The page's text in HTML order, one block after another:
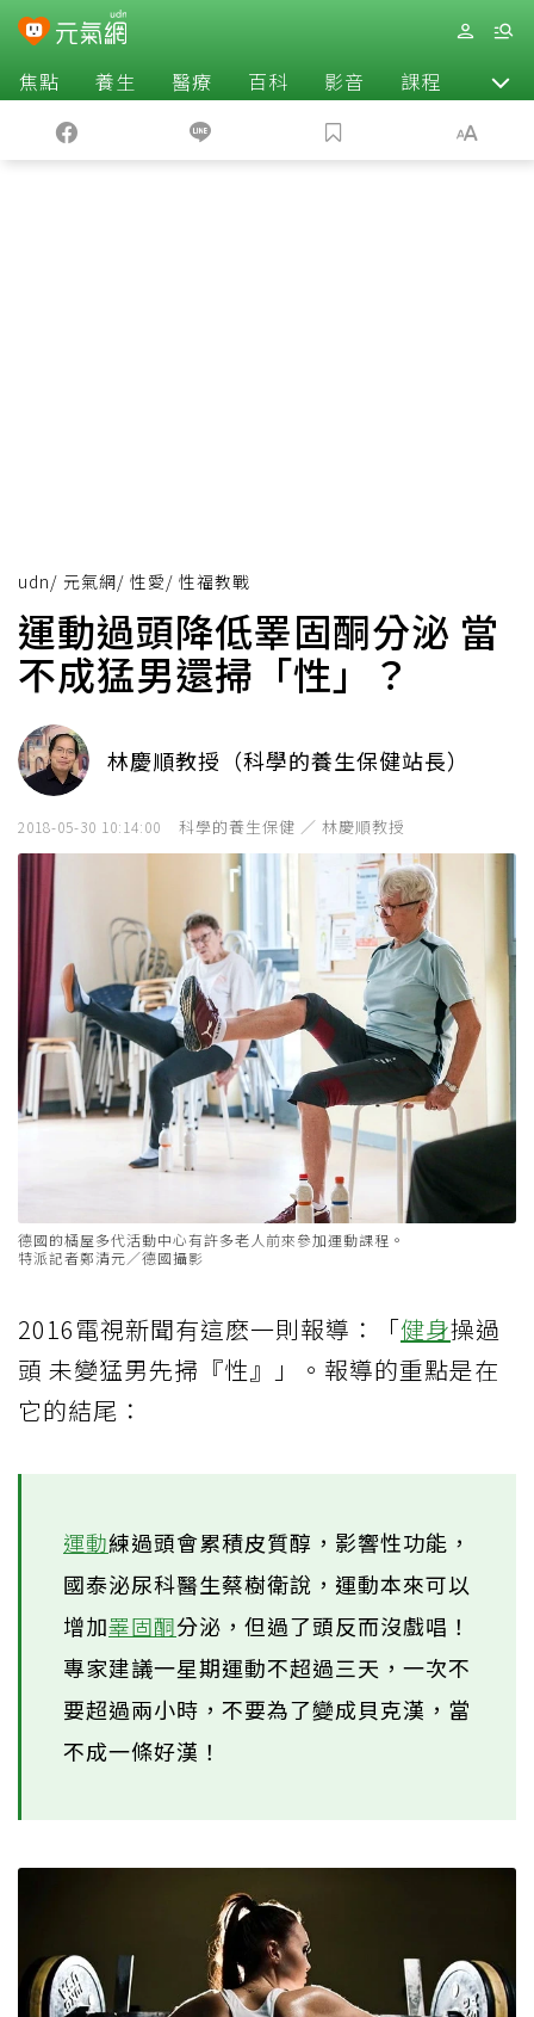
焦點 養生 醫療 百科 影音 課程 退休
udn/ 元氣網/ 性愛/ 性福教戰
運動過頭降低睪固酮分泌 當
不成猛男還掃「性」？
林慶順教授（科學的養生保健站長）
2018-05-30 10:14:00 科學的養生保健 ／ 林慶順教授
德國的橘屋多代活動中心有許多老人前來參加運動課程。
特派記者鄭清元／德國攝影
2016電視新聞有這麽一則報導：「健身操過
頭 未變猛男先掃『性』」。報導的重點是在
它的結尾：
運動練過頭會累積皮質醇，影響性功能，
國泰泌尿科醫生蔡樹衛說，運動本來可以
增加睪固酮分泌，但過了頭反而沒戲唱！
專家建議一星期運動不超過三天，一次不
要超過兩小時，不要為了變成貝克漢，當
不成一條好漢！